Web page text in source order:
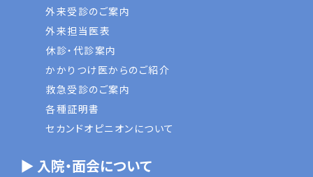
外来受診のご案内
外来担当医表
休診・代診案内
かかりつけ医からのご紹介
救急受診のご案内
各種証明書
セカンドオピニオンについて
▶ 入院・面会について